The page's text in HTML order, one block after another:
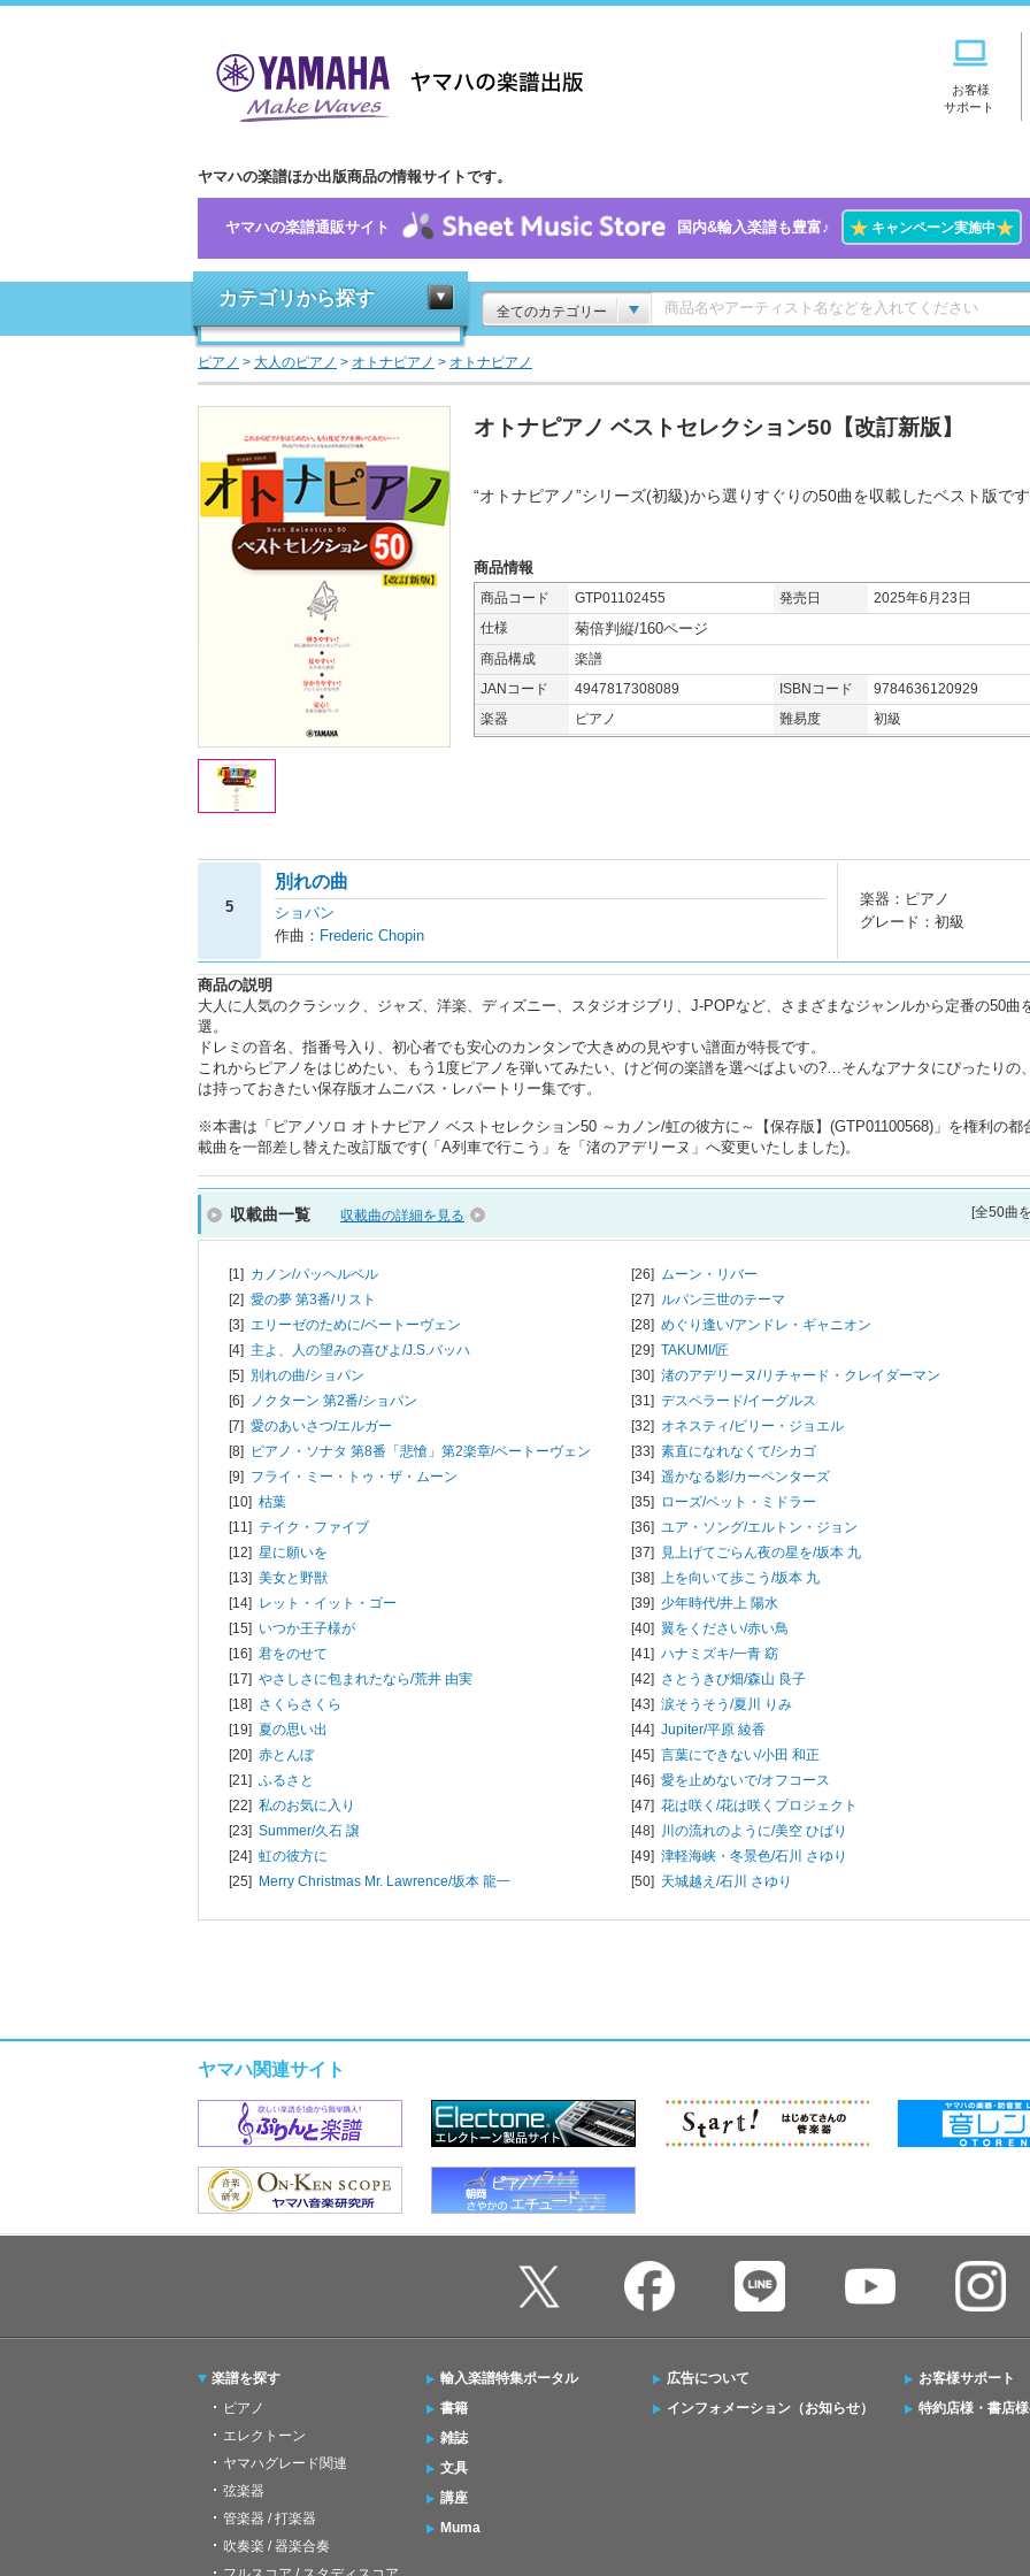
お客様
サポート
ヤマハの楽譜ほか出版商品の情報サイトです。
ヤマハの楽譜通販サイト 国内&輸入楽譜も豊富♪ ★キャンペーン実施中★
カテゴリから探す
全てのカテゴリー
ピアノ > 大人のピアノ > オトナピアノ > オトナピアノ
オトナピアノ ベストセレクション50【改訂新版】
“オトナピアノ”シリーズ(初級)から選りすぐりの50曲を収載したベスト版で
商品情報
商品コード GTP01102455 発売日
2025年6月23日
仕様
菊倍判縦/160ページ
商品構成
楽譜
JANコード
4947817308089 ISBNコード
9784636120929
楽器
ピアノ 難易度 初級
5
別れの曲
ショパン
作曲： Frederic Chopin
楽器：ピアノ
グレード：初級
商品の説明
大人に人気のクラシック、ジャズ、洋楽、ディズニー、スタジオジブリ、J-POPなど、さまざまなジャンルから定番の50曲
選。
ドレミの音名、指番号入り、初心者でも安心のカンタンで大きめの見やすい譜面が特長です。
これからピアノをはじめたい、もう1度ピアノを弾いてみたい、けど何の楽譜を選べばよいの?…そんなアナタにぴったりの
は持っておきたい保存版オムニバス・レパートリー集です。
※本書は「ピアノソロ オトナピアノ ベストセレクション50 ～カノン/虹の彼方に～【保存版】(GTP01100568)」を権利の都
載曲を一部差し替えた改訂版です(「A列車で行こう」を「渚のアデリーヌ」へ変更いたしました)。
収載曲一覧 収載曲の詳細を見る [全50曲
[1] カノン/パッヘルベル
[2] 愛の夢 第3番/リスト
[3] エリーゼのために/ベートーヴェン
[4] 主よ、人の望みの喜びよ/J.S.バッハ
[5] 別れの曲/ショパン
[6] ノクターン 第2番/ショパン
[7] 愛のあいさつ/エルガー
[8] ピアノ・ソナタ 第8番「悲愴」第2楽章/ベートーヴェン
[9] フライ・ミー・トゥ・ザ・ムーン
[10] 枯葉
[11] テイク・ファイブ
[12] 星に願いを
[13] 美女と野獣
[14] レット・イット・ゴー
[15] いつか王子様が
[16] 君をのせて
[17] やさしさに包まれたなら/荒井 由実
[18] さくらさくら
[19] 夏の思い出
[20] 赤とんぼ
[21] ふるさと
[22] 私のお気に入り
[23] Summer/久石 譲
[24] 虹の彼方に
[25] Merry Christmas Mr. Lawrence/坂本 龍一
[26] ムーン・リバー
[27] ルパン三世のテーマ
[28] めぐり逢い/アンドレ・ギャニオン
[29] TAKUMI/匠
[30] 渚のアデリーヌ/リチャード・クレイダーマン
[31] デスペラード/イーグルス
[32] オネスティ/ビリー・ジョエル
[33] 素直になれなくて/シカゴ
[34] 遥かなる影/カーペンターズ
[35] ローズ/ベット・ミドラー
[36] ユア・ソング/エルトン・ジョン
[37] 見上げてごらん夜の星を/坂本 九
[38] 上を向いて歩こう/坂本 九
[39] 少年時代/井上 陽水
[40] 翼をください/赤い鳥
[41] ハナミズキ/一青 窈
[42] さとうきび畑/森山 良子
[43] 涙そうそう/夏川 りみ
[44] Jupiter/平原 綾香
[45] 言葉にできない/小田 和正
[46] 愛を止めないで/オフコース
[47] 花は咲く/花は咲くプロジェクト
[48] 川の流れのように/美空 ひばり
[49] 津軽海峡・冬景色/石川 さゆり
[50] 天城越え/石川 さゆり
ヤマハ関連サイト
楽譜を探す
ピアノ
エレクトーン
ヤマハグレード関連
弦楽器
管楽器 / 打楽器
吹奏楽 / 器楽合奏
輸入楽譜特集ポータル
書籍
雑誌
文具
講座
Muma
広告について
インフォメーション（お知らせ）
お客様サポート
特約店様・書店